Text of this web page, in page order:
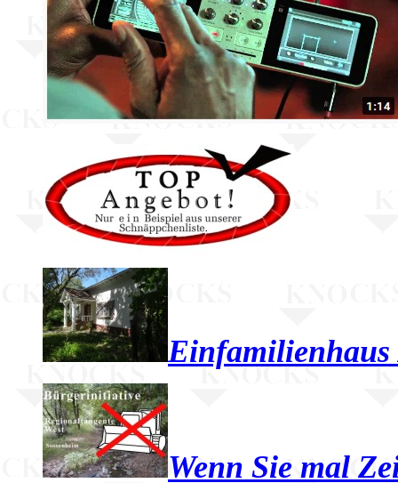
Wenn Sie mal